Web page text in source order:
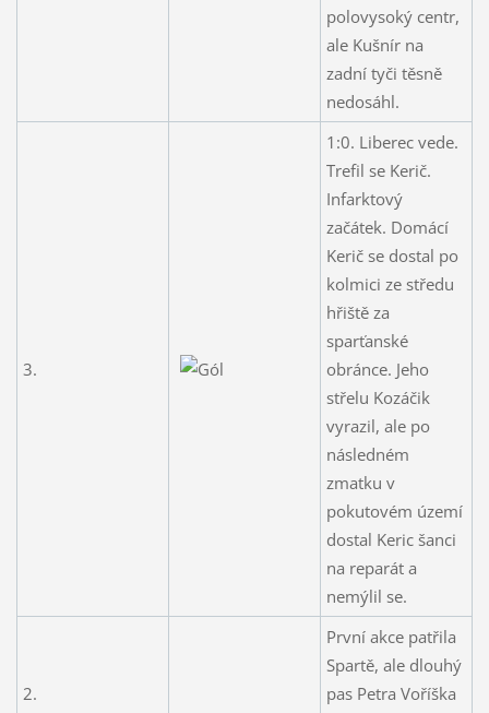
polovysoký centr,
ale Kušnír na
zadní tyči těsně
nedosáhl.
3.
1:0. Liberec vede.
Trefil se Kerič.
Infarktový
začátek. Domácí
Kerič se dostal po
kolmici ze středu
hřiště za
sparťanské
obránce. Jeho
střelu Kozáčik
vyrazil, ale po
následném
zmatku v
pokutovém území
dostal Keric šanci
na reparát a
nemýlil se.
2.
První akce patřila
Spartě, ale dlouhý
pas Petra Voříška